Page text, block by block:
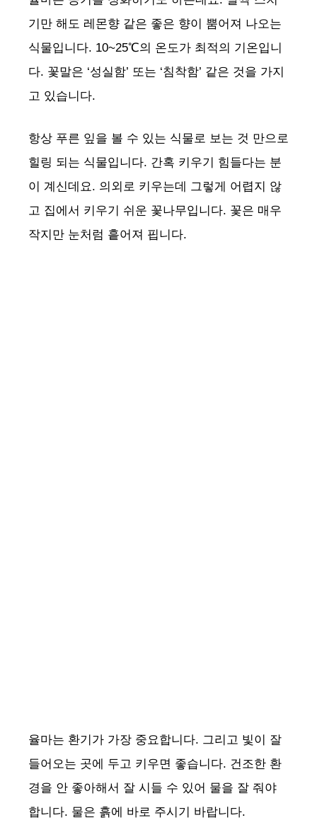
기만 해도 레몬향 같은 좋은 향이 뿜어져 나오는
식물입니다. 10~25℃의 온도가 최적의 기온입니
다. 꽃말은 ‘성실함’ 또는 ‘침착함’ 같은 것을 가지
고 있습니다.
항상 푸른 잎을 볼 수 있는 식물로 보는 것 만으로
힐링 되는 식물입니다. 간혹 키우기 힘들다는 분
이 계신데요. 의외로 키우는데 그렇게 어렵지 않
고 집에서 키우기 쉬운 꽃나무입니다. 꽃은 매우
작지만 눈처럼 흩어져 핍니다.
율마는 환기가 가장 중요합니다. 그리고 빛이 잘
들어오는 곳에 두고 키우면 좋습니다. 건조한 환
경을 안 좋아해서 잘 시들 수 있어 물을 잘 줘야
합니다. 물은 흙에 바로 주시기 바랍니다.